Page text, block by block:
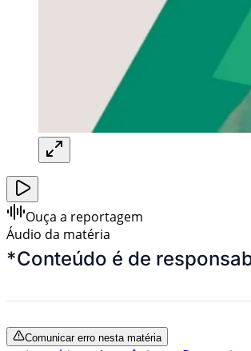
Ouça a reportagem
Áudio da matéria
*Conteúdo é de
Comunicar erro nesta matéria